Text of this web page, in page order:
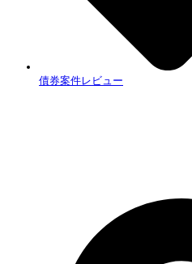
債券案件レビュー